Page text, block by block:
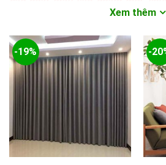
giảm giá 20% đối với tất cả các
nhất.
Rèm vải Hàn Quốc có
Vải nhẹ và mỏng hơn so với các
đảm bảo đạt độ chống nắng,
Sợi vải được đan mịn màng với
Xem thêm
-19% -